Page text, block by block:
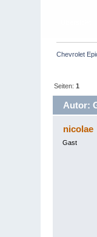
Chevrolet
Seiten:1
Autor:
nicolae
Gast